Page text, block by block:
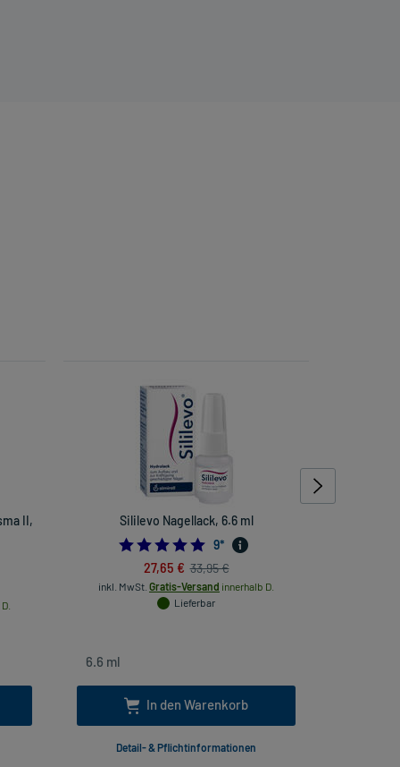
II,
Sililevo Nagellack, 6.6 ml
5.0
9*
27,65 € 33,95 €
inkl. MwSt. Gratis-Versand innerhalb D.
Lieferbar
In den Warenkorb
Detail- & Pflichtinformationen